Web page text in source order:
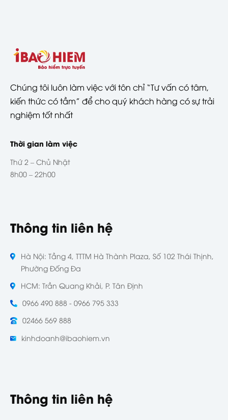
Chúng tôi luôn làm việc với tôn chỉ “Tư vấn có tâm,
kiến thức có tầm” để cho quý khách hàng có sự trải
nghiệm tốt nhất
Thời gian làm việc
Thứ 2 – Chủ Nhật
8h00 – 22h00
Thông tin liên hệ
Hà Nội: Tầng 4, TTTM Hà Thành Plaza, Số 102 Thái Thịnh,
Phường Đống Đa
HCM: Trần Quang Khải, P. Tân Định
0966 490 888 - 0966 795 333
02466 569 888
kinhdoanh@ibaohiem.vn
Thông tin liên hệ